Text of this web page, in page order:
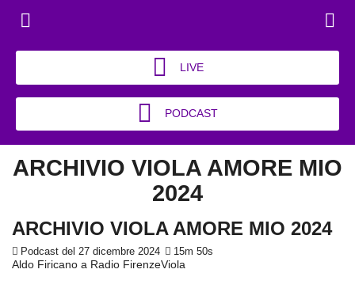
LIVE
PODCAST
ARCHIVIO VIOLA AMORE MIO
2024
ARCHIVIO VIOLA AMORE MIO 2024
Podcast del 27 dicembre 2024 15m 50s
Aldo Firicano a Radio FirenzeViola